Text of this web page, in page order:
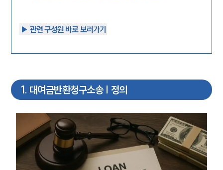
▶︎ 관련 구성원 바로 보러가기
1. 대여금반환청구소송 | 정의